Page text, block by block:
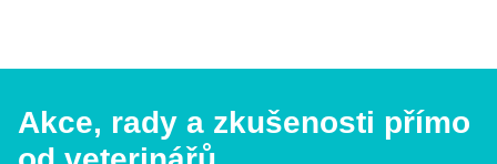
Akce, rady a zkušenosti přímo